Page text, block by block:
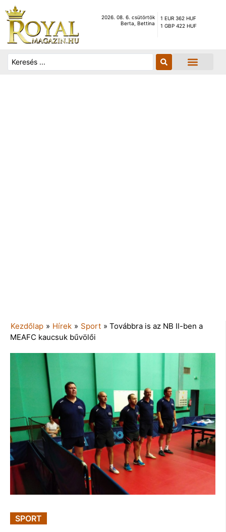
2026. 08. 6. csütörtök
Berta, Bettina
1 EUR 362 HUF
1 GBP 422 HUF
Kezdőlap » Hírek » Sport » Továbbra is az NB II-ben a
MEAFC kaucsuk bűvölői
SPORT